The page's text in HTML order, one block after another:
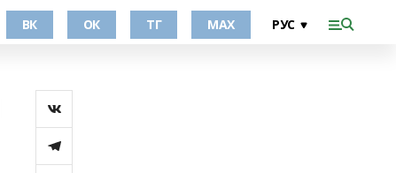
ВК ОК ТГ МАХ